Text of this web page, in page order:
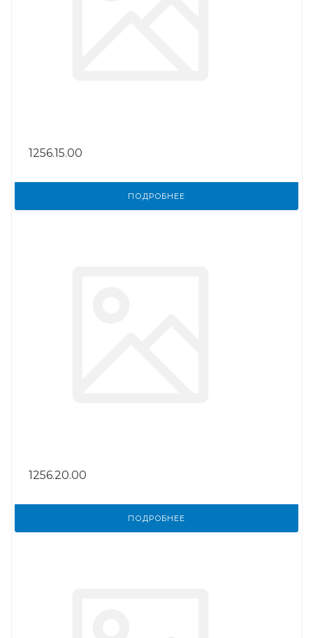
1256.15.00
ПОДРОБНЕЕ
1256.20.00
ПОДРОБНЕЕ